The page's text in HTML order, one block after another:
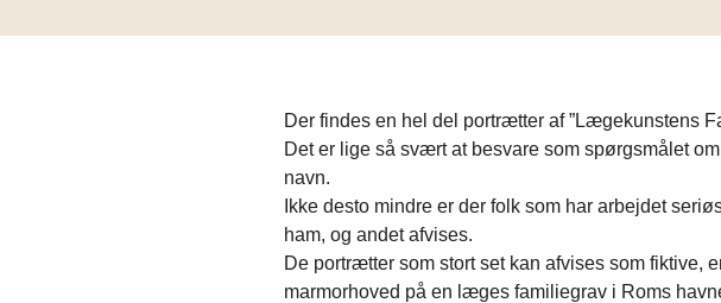
Der findes en hel del portrætter af ”Lægekunstens
Det er lige så svært at besvare som spørgsmålet
navn.
Ikke desto mindre er der folk som har arbejdet
ham, og andet afvises.
De portrætter som stort set kan afvises som fiktive,
marmorhoved på en læges familiegrav i Roms